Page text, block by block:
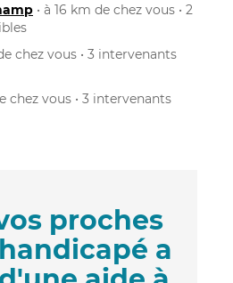
• à 16 km de chez vous • 2
chez vous • 3 intervenants
chez vous • 3 intervenants
proches
a